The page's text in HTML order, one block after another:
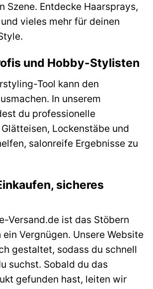
Szene. Entdecke Haarsprays,
vieles mehr für deinen
und Hobby-Stylisten
Tool kann den
In unserem
du professionelle
Lockenstäbe und
salonreife Ergebnisse zu
sicheres
Versand.de ist das Stöbern
ein Vergnügen. Unsere Website
gestaltet, sodass du schnell
suchst. Sobald du das
gefunden hast, leiten wir